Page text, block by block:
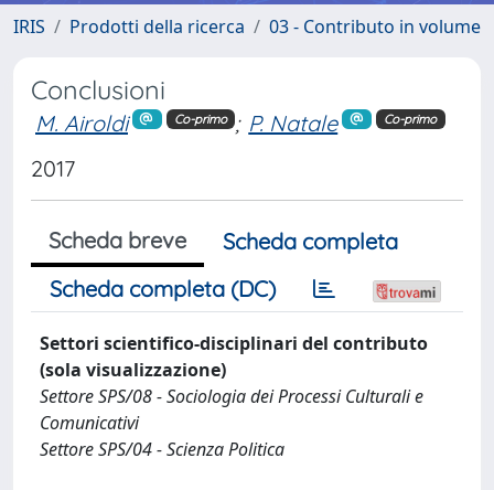
IRIS Prodotti della ricerca 03 - Contributo in volume
Conclusioni
M. Airoldi Co-primo ; P. Natale Co-primo
2017
Scheda breve
Scheda completa
Scheda completa (DC)
Settori scientifico-disciplinari del contributo
(sola visualizzazione)
Settore SPS/08 - Sociologia dei Processi Culturali e
Comunicativi
Settore SPS/04 - Scienza Politica